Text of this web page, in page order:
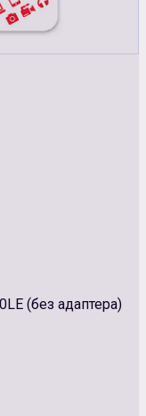
(без адаптера)